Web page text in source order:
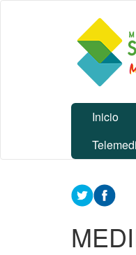
de Saladillo
Inicio